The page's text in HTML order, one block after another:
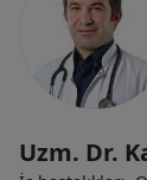
Uzm. Dr.